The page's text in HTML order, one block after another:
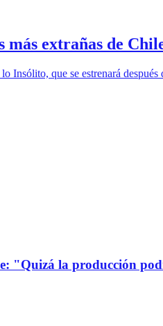
extrañas de
que se estrenará
"Quizá la producción